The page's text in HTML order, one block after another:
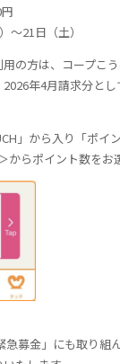
21日（土）
の方は、コープこ
年4月請求分とし
」から入り「ポイ
らポイント数をお
募金」にも取り組